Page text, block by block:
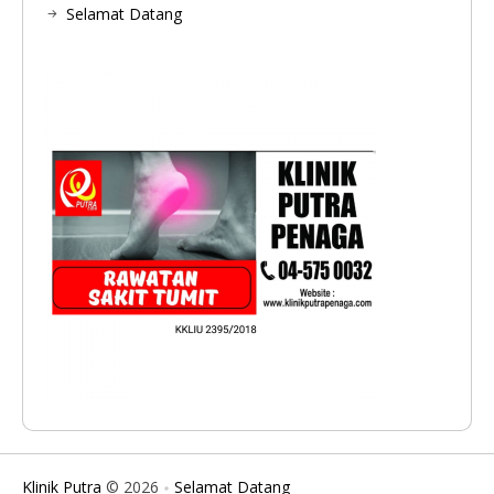
Selamat Datang
Klinik Putra © 2026 Selamat Datang